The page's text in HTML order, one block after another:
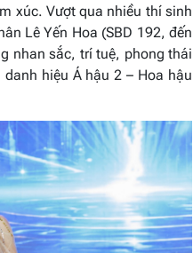
xúc. Vượt qua nhiều thí sinh
Lê Yến Hoa (SBD 192, đến
nhan sắc, trí tuệ, phong thái
hiệu Á hậu 2 – Hoa hậu